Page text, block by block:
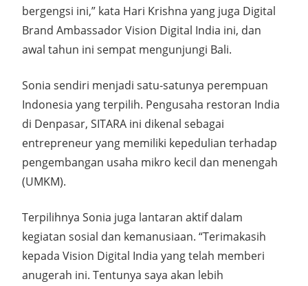
bergengsi ini,” kata Hari Krishna yang juga Digital
Brand Ambassador Vision Digital India ini, dan
awal tahun ini sempat mengunjungi Bali.
Sonia sendiri menjadi satu-satunya perempuan
Indonesia yang terpilih. Pengusaha restoran India
di Denpasar, SITARA ini dikenal sebagai
entrepreneur yang memiliki kepedulian terhadap
pengembangan usaha mikro kecil dan menengah
(UMKM).
Terpilihnya Sonia juga lantaran aktif dalam
kegiatan sosial dan kemanusiaan. “Terimakasih
kepada Vision Digital India yang telah memberi
anugerah ini. Tentunya saya akan lebih